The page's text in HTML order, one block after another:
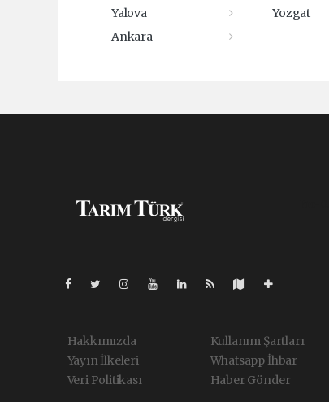
Yalova
Yozgat
Ankara
Hakkımızda
Yayın İlkeleri
Veri Politikası
Kullanım Şartları
Whatsapp İhbar
Haber Gönder